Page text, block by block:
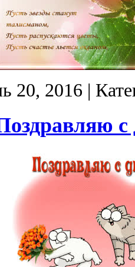
20, 2016 |
с